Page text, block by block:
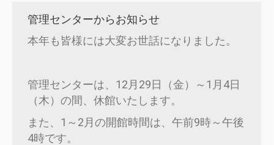
管理センターからお知らせ
本年も皆様には大変お世話になりました。
管理センターは、12月29日（金）～1月4日
（木）の間、休館いたします。
また、1～2月の開館時間は、午前9時～午後
4時です。